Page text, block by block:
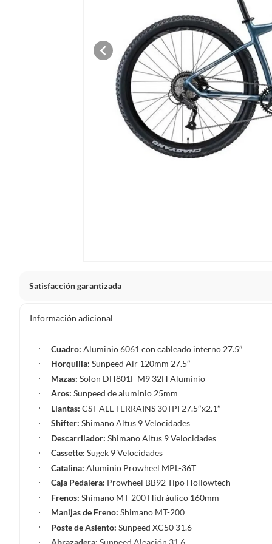
Satisfacción garantizada
pueden devolver ni cambiar. Conoce cuáles son:
Productos vendidos porFalabella, Tottus y otros
Productos vendidos porSodimactienen:
48 horas: cemento, mezclas de hormigón, morteros, yeso y
7 días: productos eléctricos o a combustión,
máquinas.
No se pueden devolver o cambiar bajo cambio de opinión
Productos de compra internacional.
Productos comprados en Outlet Atocongo.
Productos perecibles como alimentos, bebidas,
Información adicional
Cuadro: Aluminio 6061 con cableado interno 27.5″
Horquilla: Sunpeed Air 120mm 27.5″
Mazas: Solon DH801F M9 32H Aluminio
Aros: Sunpeed de aluminio 25mm
Llantas: CST ALL TERRAINS 30TPI 27.5″x2.1″
Shifter: Shimano Altus 9 Velocidades
Descarrilador: Shimano Altus 9 Velocidades
Cassette: Sugek 9 Velocidades
Catalina: Aluminio Prowheel MPL-36T
Caja Pedalera: Prowheel BB92 Tipo Hollowtech
Frenos: Shimano MT-200 Hidráulico 160mm
Manijas de Freno: Shimano MT-200
Poste de Asiento: Sunpeed XC50 31.6
Abrazadera: Sunpeed Aleación 31.6